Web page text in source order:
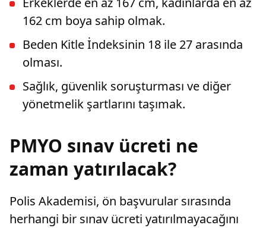
162 cm boya sahip olmak.
Beden Kitle İndeksinin 18 ile 27 arasında
olması.
Sağlık, güvenlik soruşturması ve diğer
yönetmelik şartlarını taşımak.
PMYO sınav ücreti ne
zaman yatırılacak?
Polis Akademisi, ön başvurular sırasında
herhangi bir sınav ücreti yatırılmayacağını